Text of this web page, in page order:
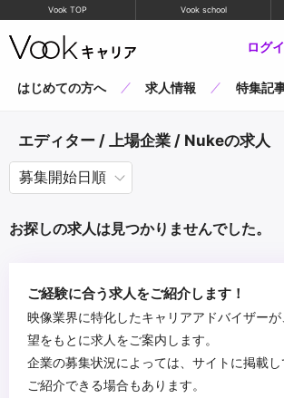
Vook TOP Vook school
ログ
はじめての方へ 求人情報 特集記
エディター / 上場企業 / Nukeの求人
お探しの求人は見つかりませんでした。
ご経験に合う求人をご紹介します！
映像業界に特化したキャリアアドバイザー
望をもとに求人をご案内します。
企業の募集状況によっては、サイトに掲載
ご紹介できる場合もあります。